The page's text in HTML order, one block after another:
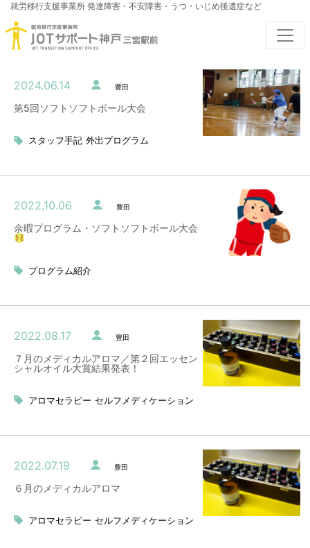
就労移行支援事業所 発達障害・不安障害・うつ・いじめ後遺症など
2024.06.14 豊田
第5回ソフトソフトボール大会
スタッフ手記 外出プログラム
2022.10.06 豊田
余暇プログラム・ソフトソフトボール大会
プログラム紹介
2022.08.17 豊田
７月のメディカルアロマ／第２回エッセン
シャルオイル大賞結果発表！
アロマセラピー セルフメディケーション
2022.07.19 豊田
６月のメディカルアロマ
アロマセラピー セルフメディケーション